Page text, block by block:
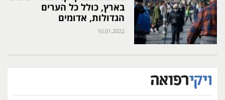
בארץ, כולל כל הערים
הגדולות, אדומים
10.01.2022